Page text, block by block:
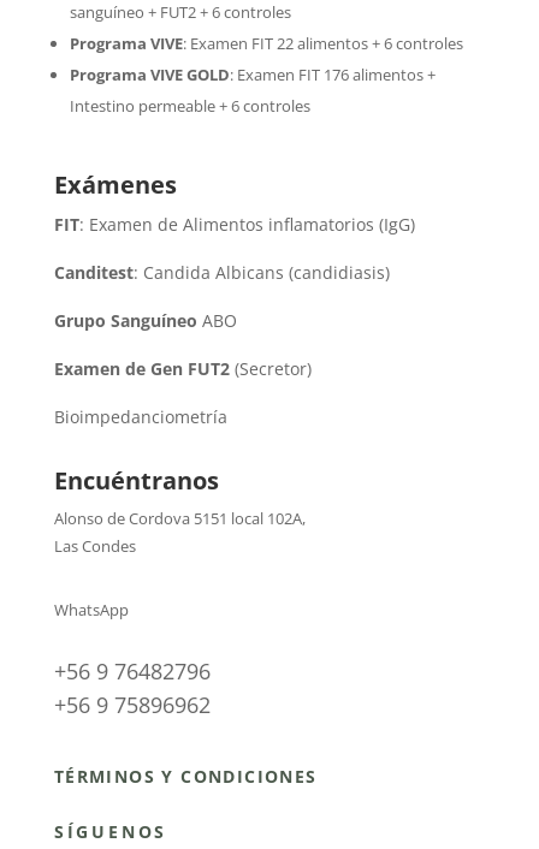
sanguíneo + FUT2 + 6 controles
Programa VIVE: Examen FIT 22 alimentos + 6 controles
Programa VIVE GOLD: Examen FIT 176 alimentos +
Intestino permeable + 6 controles
Exámenes
FIT: Examen de Alimentos inflamatorios (IgG)
Canditest: Candida Albicans (candidiasis)
Grupo Sanguíneo ABO
Examen de Gen FUT2(Secretor)
Bioimpedanciometría
Encuéntranos
Alonso de Cordova 5151 local 102A,
Las Condes
WhatsApp
+56 9 76482796
+56 9 75896962
TÉRMINOS Y CONDICIONES
SÍGUENOS